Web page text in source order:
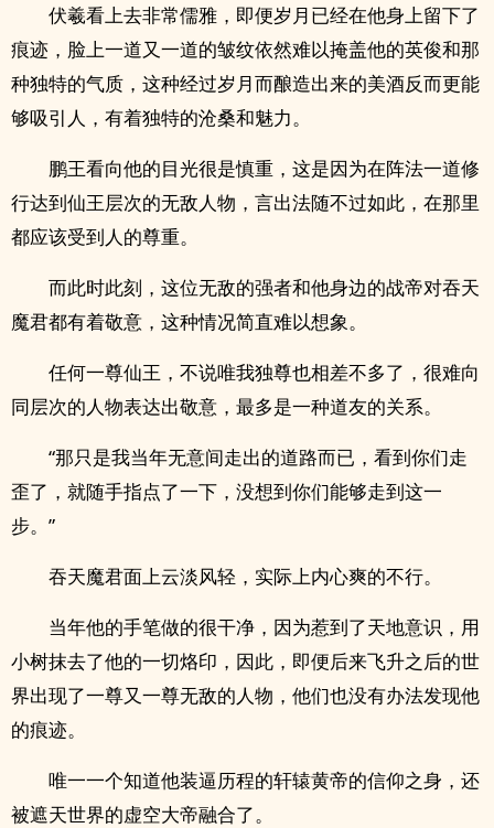
伏羲看上去非常儒雅，即便岁月已经在他身上留下了
痕迹，脸上一道又一道的皱纹依然难以掩盖他的英俊和那
种独特的气质，这种经过岁月而酿造出来的美酒反而更能
够吸引人，有着独特的沧桑和魅力。
鹏王看向他的目光很是慎重，这是因为在阵法一道修
行达到仙王层次的无敌人物，言出法随不过如此，在那里
都应该受到人的尊重。
而此时此刻，这位无敌的强者和他身边的战帝对吞天
魔君都有着敬意，这种情况简直难以想象。
任何一尊仙王，不说唯我独尊也相差不多了，很难向
同层次的人物表达出敬意，最多是一种道友的关系。
“那只是我当年无意间走出的道路而已，看到你们走
歪了，就随手指点了一下，没想到你们能够走到这一
步。”
吞天魔君面上云淡风轻，实际上内心爽的不行。
当年他的手笔做的很干净，因为惹到了天地意识，用
小树抹去了他的一切烙印，因此，即便后来飞升之后的世
界出现了一尊又一尊无敌的人物，他们也没有办法发现他
的痕迹。
唯一一个知道他装逼历程的轩辕黄帝的信仰之身，还
被遮天世界的虚空大帝融合了。